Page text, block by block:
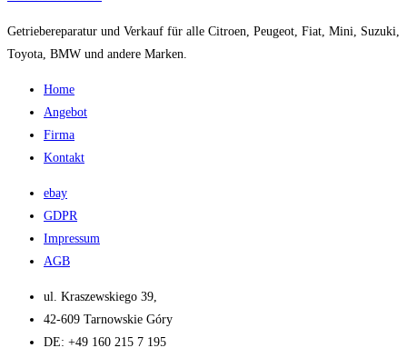
Getriebereparatur und Verkauf für alle Citroen, Peugeot, Fiat, Mini, Suzuki,
Toyota, BMW und andere Marken.
Home
Angebot
Firma
Kontakt
ebay
GDPR
Impressum
AGB
ul. Kraszewskiego 39,
42-609 Tarnowskie Góry​
DE: +49 160 215 7 195